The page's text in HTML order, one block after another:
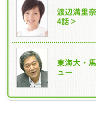
渡辺満里
4話＞
東海大・
ュー